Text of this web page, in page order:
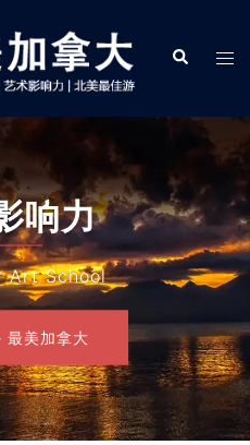
Search
响力
Art School
美加拿大